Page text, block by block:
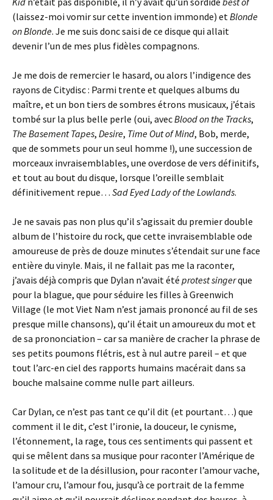
(laissez-moi vomir sur cette invention immonde) etBlonde
on Blonde. Je me suis donc saisi de ce disque qui allait
devenir l’un de mes plus fidèles compagnons.
Je me dois de remercier le hasard, ou alors l’indigence des
rayons de Citydisc : Parmi trente et quelques albums du
maître, et un bon tiers de sombres étrons musicaux, j’étais
tombé sur la plus belle perle (oui, avecBlood on the Tracks,
The Basement Tapes, Desire, Time Out of Mind, Bob, merde,
que de sommets pour un seul homme !), une succession de
morceaux invraisemblables, une overdose de vers définitifs,
et tout au bout du disque, lorsque l’oreille semblait
définitivement repue… Sad Eyed Lady of the Lowlands.
Je ne savais pas non plus qu’il s’agissait du premier double
album de l’histoire du rock, que cette invraisemblable ode
amoureuse de près de douze minutes s’étendait sur une face
entière du vinyle. Mais, il ne fallait pas me la raconter,
j’avais déjà compris que Dylan n’avait été protest singerque
pour la blague, que pour séduire les filles à Greenwich
Village (le mot Viet Nam n’est jamais prononcé au fil de ses
presque mille chansons), qu’il était un amoureux du mot et
de sa prononciation – car sa manière de cracher la phrase de
ses petits poumons flétris, est à nul autre pareil – et que
tout l’arc-en ciel des rapports humains macérait dans sa
bouche malsaine comme nulle part ailleurs.
Car Dylan, ce n’est pas tant ce qu’il dit (et pourtant…) que
comment il le dit, c’est l’ironie, la douceur, le cynisme,
l’étonnement, la rage, tous ces sentiments qui passent et
qui se mêlent dans sa musique pour raconter l’Amérique de
la solitude et de la désillusion, pour raconter l’amour vache,
l’amour cru, l’amour fou, jusqu’à ce portrait de la femme